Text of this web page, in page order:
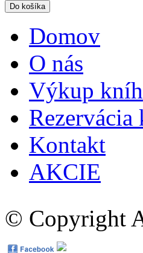
Hlavné menu
Domov
O nás
Výkup kníh
Kontakt
AKCIE
© Copyright